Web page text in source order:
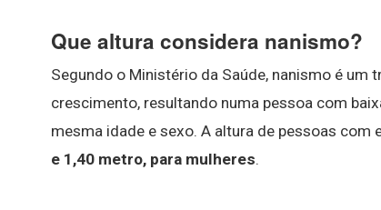
Que altura considera nanismo?
Segundo o Ministério da Saúde, nanismo é
crescimento, resultando numa pessoa com
mesma idade e sexo. A altura de pessoas com
e 1,40 metro, para mulheres.